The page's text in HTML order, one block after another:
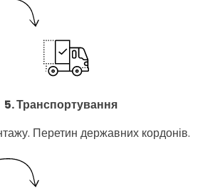
5. Транспортування
Перетин державних кордонів.